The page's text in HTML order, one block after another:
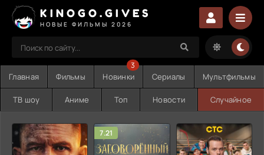
KINOGO.GIVES
НОВЫЕ ФИЛЬМЫ 2026
Главная Фильмы Новинки
3
Сериалы Мультфильмы
ТВ шоу Аниме Топ Новости Случайное
7.21